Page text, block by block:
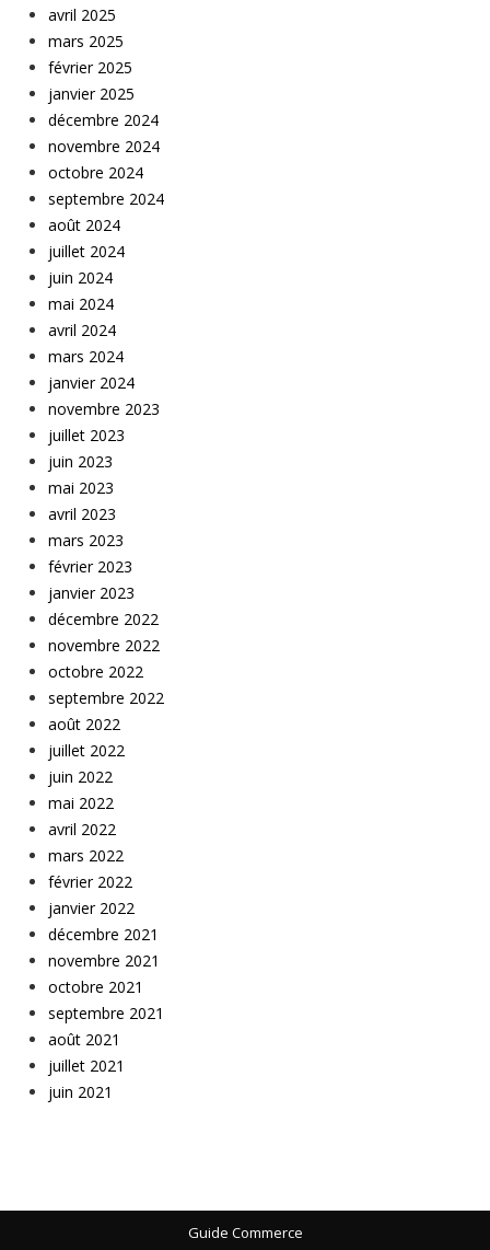
avril 2025
mars 2025
février 2025
janvier 2025
décembre 2024
novembre 2024
octobre 2024
septembre 2024
août 2024
juillet 2024
juin 2024
mai 2024
avril 2024
mars 2024
janvier 2024
novembre 2023
juillet 2023
juin 2023
mai 2023
avril 2023
mars 2023
février 2023
janvier 2023
décembre 2022
novembre 2022
octobre 2022
septembre 2022
août 2022
juillet 2022
juin 2022
mai 2022
avril 2022
mars 2022
février 2022
janvier 2022
décembre 2021
novembre 2021
octobre 2021
septembre 2021
août 2021
juillet 2021
juin 2021
Guide Commerce